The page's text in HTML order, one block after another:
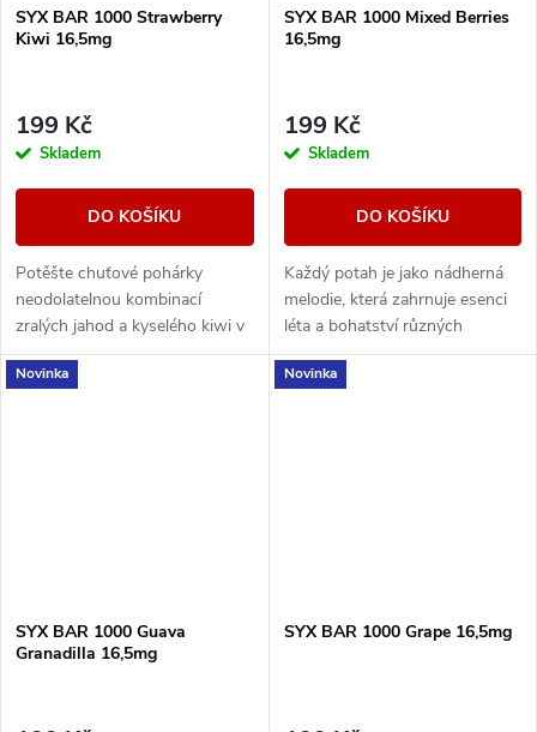
SYX BAR 1000 Strawberry
Kiwi 16,5mg
199 Kč
Skladem
DO KOŠÍKU
Potěšte chuťové pohárky
neodolatelnou kombinací
zralých jahod a kyselého kiwi v
jednorázové e-cigaretě SYX
BAR Strawberry Kiwi Fusion.
SYX BAR 1000 Mixed Berries
16,5mg
199 Kč
Skladem
DO KOŠÍKU
Každý potah je jako nádherná
melodie, která zahrnuje esenci
léta a bohatství různých
ovocných chutí.
Novinka
SYX BAR 1000 Guava
Granadilla 16,5mg
Novinka
SYX BAR 1000 Grape 16,5mg